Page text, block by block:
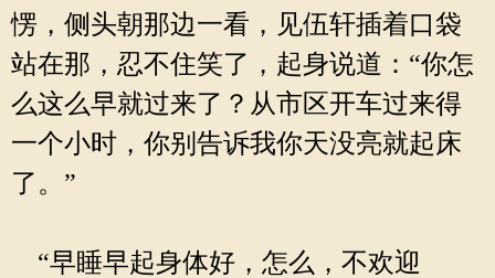
愣，侧头朝那边一看，见伍轩插着口袋
站在那，忍不住笑了，起身说道：“你怎
么这么早就过来了？从市区开车过来得
一个小时，你别告诉我你天没亮就起床
了。”
“早睡早起身体好，怎么，不欢迎